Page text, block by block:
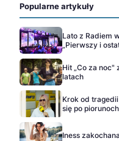
Popularne artykuły
Lato z Radiem
„Pierwszy i
Hit „Co za noc"
latach
Krok od
się po
Iness